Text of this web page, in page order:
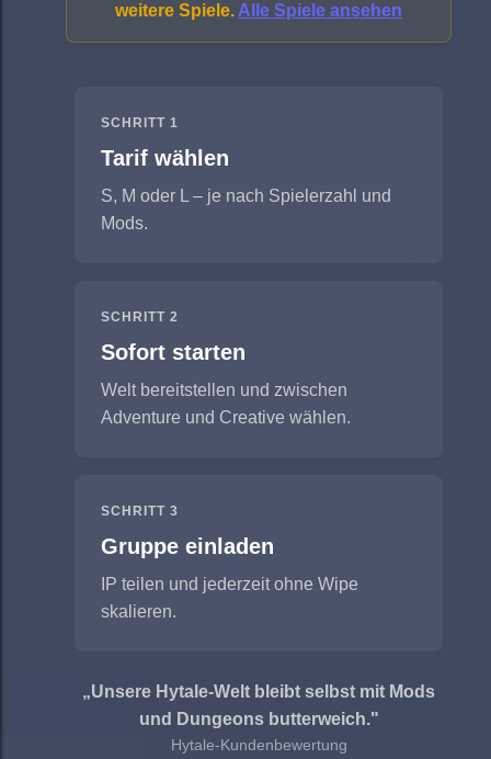
weitere Spiele. Alle Spiele ansehen
SCHRITT 1
Tarif wählen
S, M oder L – je nach Spielerzahl und
Mods.
SCHRITT 2
Sofort starten
Welt bereitstellen und zwischen
Adventure und Creative wählen.
SCHRITT 3
Gruppe einladen
IP teilen und jederzeit ohne Wipe
skalieren.
„Unsere Hytale-Welt bleibt selbst mit Mods
und Dungeons butterweich."
Hytale-Kundenbewertung